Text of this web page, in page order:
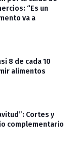
“Es un
va a
8 de cada 10
alimentos
Cortes y
complementario